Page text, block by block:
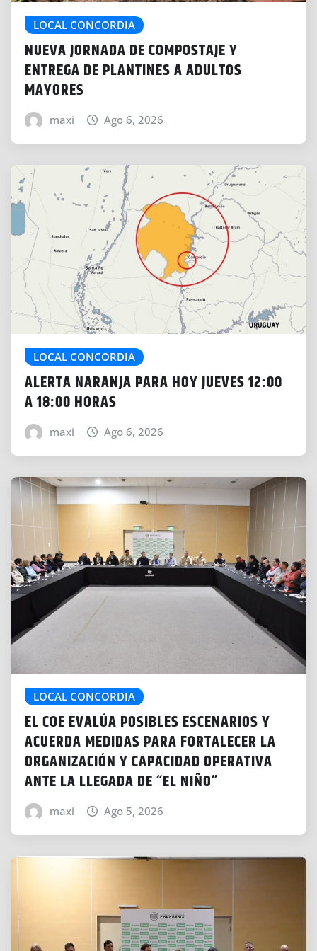
LOCAL CONCORDIA
NUEVA JORNADA DE COMPOSTAJE Y
ENTREGA DE PLANTINES A ADULTOS
MAYORES
maxi Ago 6, 2026
LOCAL CONCORDIA
ALERTA NARANJA PARA HOY JUEVES 12:00
A 18:00 HORAS
maxi Ago 6, 2026
LOCAL CONCORDIA
EL COE EVALÚA POSIBLES ESCENARIOS Y
ACUERDA MEDIDAS PARA FORTALECER LA
ORGANIZACIÓN Y CAPACIDAD OPERATIVA
ANTE LA LLEGADA DE “EL NIÑO”
maxi Ago 5, 2026